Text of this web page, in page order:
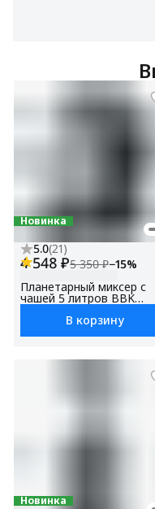
Новинка
5.0(21)
4 548 ₽5 350 ₽−15%
Планетарный миксер с
чашей 5 литров BBK
KBM1500
В корзину
Новинка